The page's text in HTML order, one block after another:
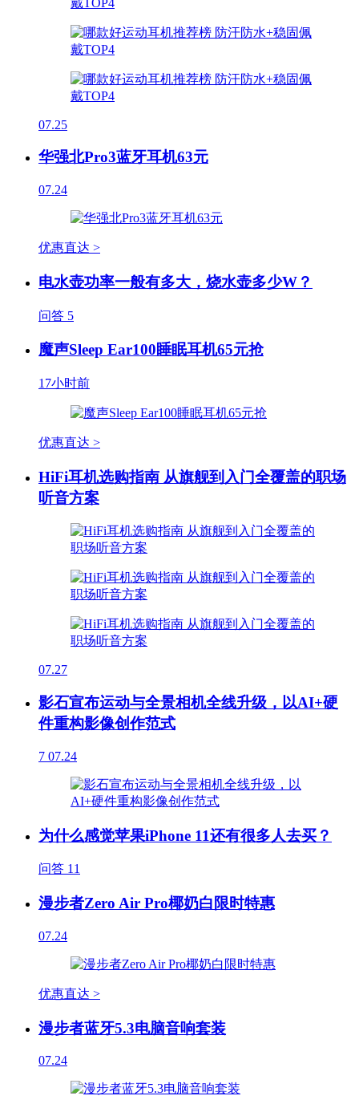
07.25
华强北Pro3蓝牙耳机63元
07.24
优惠直达 >
电水壶功率一般有多大，烧水壶多少W？
问答 5
魔声Sleep Ear100睡眠耳机65元抢
17小时前
优惠直达 >
HiFi耳机选购指南 从旗舰到入门全覆盖的职场
听音方案
07.27
影石宣布运动与全景相机全线升级，以AI+硬
件重构影像创作范式
7 07.24
为什么感觉苹果iPhone 11还有很多人去买？
问答 11
漫步者Zero Air Pro椰奶白限时特惠
07.24
优惠直达 >
漫步者蓝牙5.3电脑音响套装
07.24